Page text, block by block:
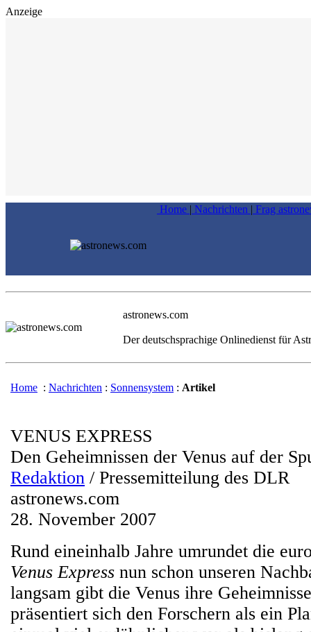
Anzeige
Home | Nachrichten | Frag
astronews.com
Der deutschsprachige Onlinedienst für
Home : Nachrichten : Sonnensystem : Artikel
VENUS EXPRESS
Den Geheimnissen der Venus auf der
Redaktion / Pressemitteilung des DLR
astronews.com
28. November 2007
Rund eineinhalb Jahre umrundet die
Venus Express nun schon unseren
langsam gibt die Venus ihre
präsentiert sich den Forschern als ein